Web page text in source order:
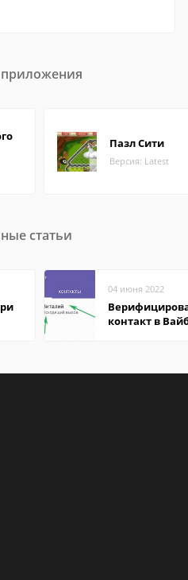
Пазл Сити
Версия: Latest
статьи
04 июня 2022
контакт в